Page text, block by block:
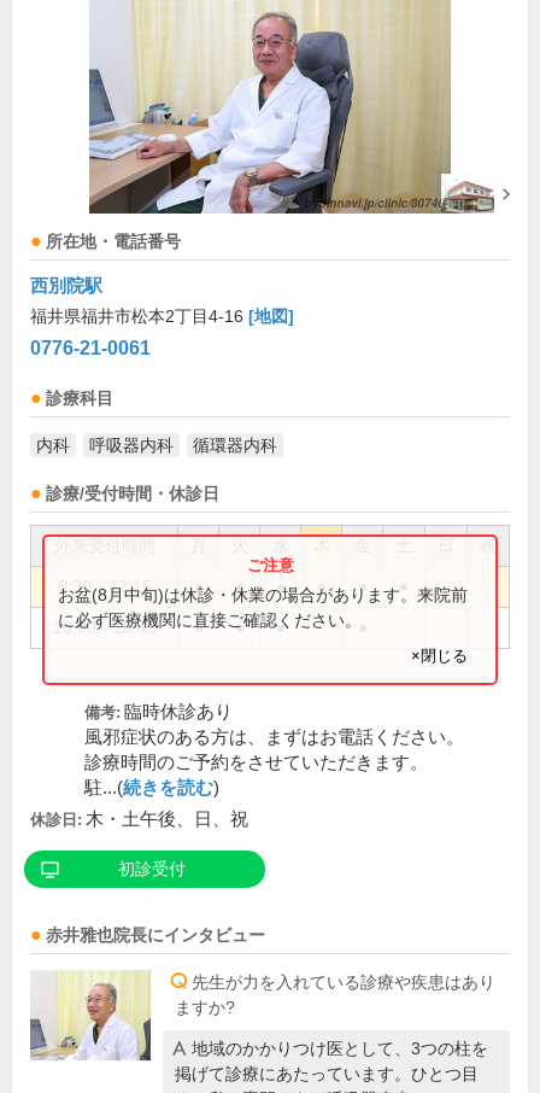
所在地・電話番号
西別院駅
福井県福井市松本2丁目4-16 [地図]
0776-21-0061
診療科目
内科 呼吸器内科 循環器内科
診療/受付時間・休診日
祝
8:30～12:15 ● ● ● ● ●
16:00～18:45 ● ● ●
お盆(8月中旬)は休診・休業の場合があります。来院前
に必ず医療機関に直接ご確認ください。
×閉じる
備考: 臨時休診あり
風邪症状のある方は、まずはお電話ください。
診療時間のご予約をさせていただきます。
駐...(続きを読む)
休診日: 木・土午後、日、祝
初診受付
赤井雅也院長にインタビュー
先生が力を入れている診療や疾患はあり
ますか?
地域のかかりつけ医として、3つの柱を
掲げて診療にあたっています。ひとつ目